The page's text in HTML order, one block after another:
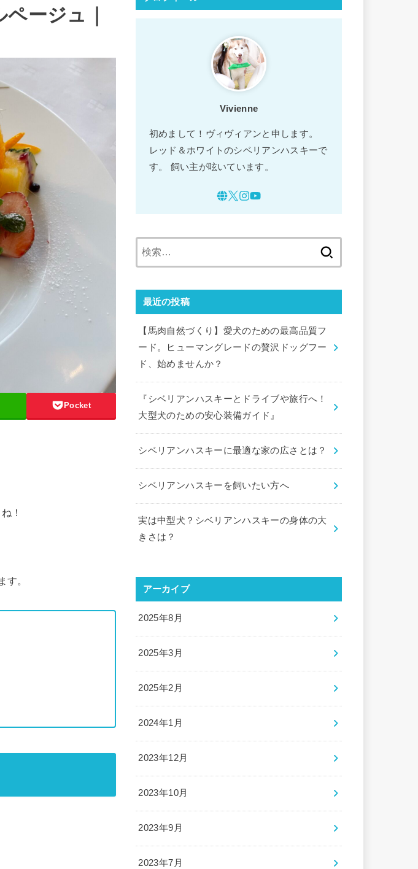
ージュ｜
Pocket
！
す。
Vivienne
初めまして！ヴィヴィアンと申します。
レッド＆ホワイトのシベリアンハスキーで
す。 飼い主が呟いています。
最近の投稿
【馬肉自然づくり】愛犬のための最高品質フ
ード。ヒューマングレードの贅沢ドッグフー
ド、始めませんか？
『シベリアンハスキーとドライブや旅行へ！
大型犬のための安心装備ガイド』
シベリアンハスキーに最適な家の広さとは？
シベリアンハスキーを飼いたい方へ
実は中型犬？シベリアンハスキーの身体の大
きさは？
アーカイブ
2025年8月
2025年3月
2025年2月
2024年1月
2023年12月
2023年10月
2023年9月
2023年7月